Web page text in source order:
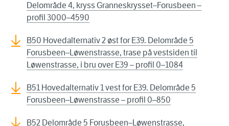
Delområde 4, kryss Granneskrysset–Forusbeen –
profil 3000–4590
B50 Hovedalternativ 2 øst for E39. Delområde 5
Forusbeen–Løwenstrasse, trase på vestsiden til
Løwenstrasse, i bru over E39 – profil 0–1084
B51 Hovedalternativ 1 vest for E39. Delområde 5
Forusbeen–Løwenstrasse – profil 0–850
B52 Delområde 5 Forusbeen–Løwenstrasse,